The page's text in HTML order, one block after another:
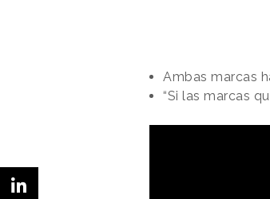
Ambas marcas
“Si las marcas